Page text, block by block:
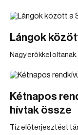
Lángok
Nagy erőkkel oltanak.
Kétnapos
hívtak össze
Tíz előterjesztést